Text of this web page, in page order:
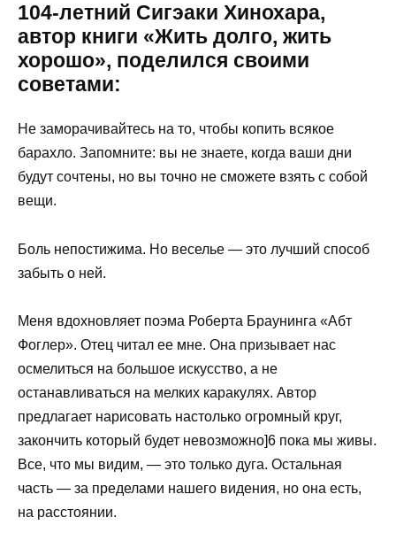
104-летний Сигэаки Хинохара,
автор книги «Жить долго, жить
хорошо», поделился своими
советами:
Не заморачивайтесь на то, чтобы копить всякое
барахло. Запомните: вы не знаете, когда ваши дни
будут сочтены, но вы точно не сможете взять с собой
вещи.
Боль непостижима. Но веселье — это лучший способ
забыть о ней.
Меня вдохновляет поэма Роберта Браунинга «Абт
Фоглер». Отец читал ее мне. Она призывает нас
осмелиться на большое искусство, а не
останавливаться на мелких каракулях. Автор
предлагает нарисовать настолько огромный круг,
закончить который будет невозможно]6 пока мы живы.
Все, что мы видим, — это только дуга. Остальная
часть — за пределами нашего видения, но она есть,
на расстоянии.